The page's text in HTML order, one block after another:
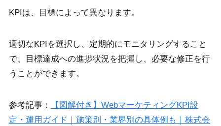
KPIは、目標によって異なります。
適切なKPIを選択し、定期的にモニタリングすること
で、目標達成への進捗状況を把握し、必要な修正を行
うことができます。
参考記事：
【図解付き】WebマーケティングKPI設
定・運用ガイド｜施策別・業界別の具体例も｜株式会